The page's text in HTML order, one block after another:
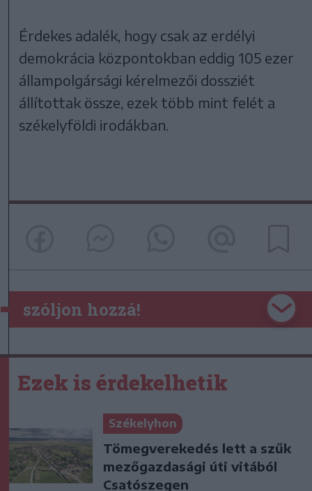
Érdekes adalék, hogy csak az erdélyi
demokrácia központokban eddig 105 ezer
állampolgársági kérelmezői dossziét
állítottak össze, ezek több mint felét a
székelyföldi irodákban.
szóljon hozzá!
Ezek is érdekelhetik
Székelyhon
Tömegverekedés lett a szűk
mezőgazdasági úti vitából
Csatószegen